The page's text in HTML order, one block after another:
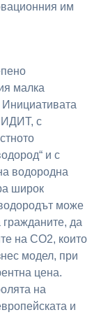
им
малка
с
и с
водородна
широк
може
да
на CO2, които
модел, при
цена.
на
и